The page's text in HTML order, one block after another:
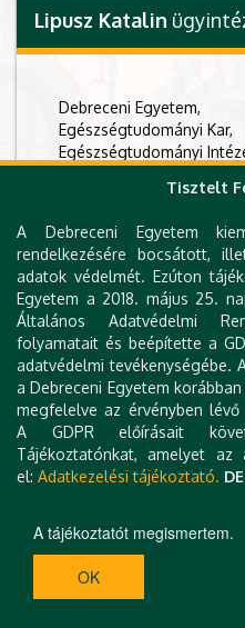
Lipusz Katalin
Debreceni Egyetem,
Egészségtudományi Kar,
Egészségtudományi
/ 78168
4400 Nyíregyháza Sóstói
Egészségtudományi Kar
emelet, 204/1
Website
Tisztelt
A Debreceni Egyetem
rendelkezésére bocsátott,
adatok védelmét. Ezúton
Egyetem a 2018. május 25.
Általános Adatvédelmi
folyamatait és beépítette a
adatvédelmi tevékenységébe.
a Debreceni Egyetem
megfelelve az érvényben lévő
A GDPR előírásait
Tájékoztatónkat, amelyet
el: Adatkezelési tájékoztató.
A tájékoztatót megismertem.
OK